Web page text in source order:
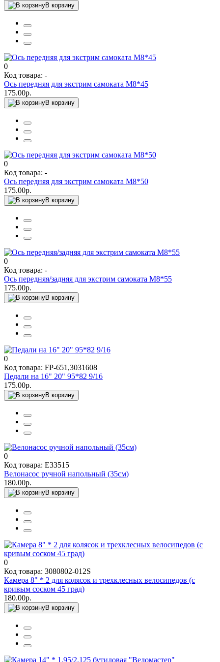
В корзину
0
Код товара: -
Ось передняя для экстрим самоката М8*45
175.00р.
В корзину
0
Код товара: -
Ось передняя для экстрим самоката М8*50
175.00р.
В корзину
0
Код товара: -
Ось передняя/задняя для экстрим самоката М8*55
175.00р.
В корзину
0
Код товара: FP-651,3031608
Педали на 16" 20" 95*82 9/16
175.00р.
В корзину
0
Код товара: E33515
Велонасос ручной напольный (35см)
180.00р.
В корзину
0
Код товара: 3080802-012S
Камера 8" * 2 для колясок и трехклесных велосипедов (с
кривым соском 45 град)
180.00р.
В корзину